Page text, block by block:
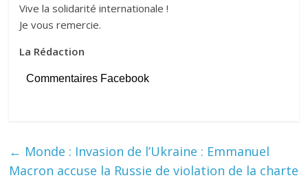
Vive la solidarité internationale !
Je vous remercie.
La Rédaction
Commentaires Facebook
← Monde : Invasion de l’Ukraine : Emmanuel
Macron accuse la Russie de violation de la charte